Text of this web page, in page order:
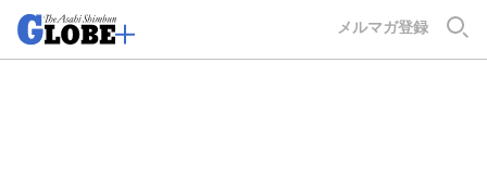
メルマガ登録